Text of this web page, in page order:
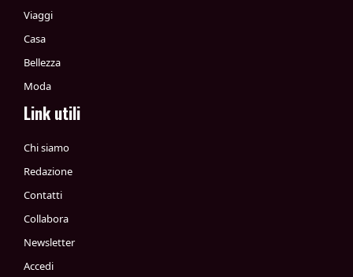
Viaggi
Casa
Bellezza
Moda
Link utili
Chi siamo
Redazione
Contatti
Collabora
Newsletter
Accedi